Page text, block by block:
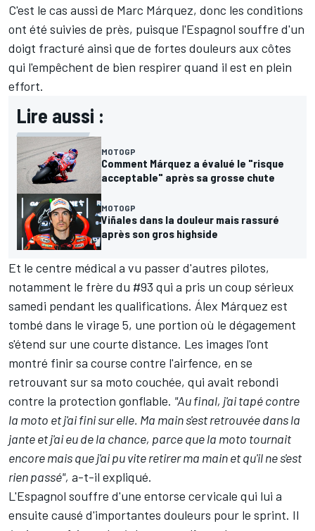
C'est le cas aussi de Marc Márquez, donc les conditions
ont été suivies de près, puisque l'Espagnol souffre d'un
doigt fracturé ainsi que de fortes douleurs aux côtes
qui l'empêchent de bien respirer quand il est en plein
effort.
Lire aussi :
MOTOGP
Comment Márquez a évalué le "risque
acceptable" après sa grosse chute
MOTOGP
Viñales dans la douleur mais rassuré
après son gros highside
Et le centre médical a vu passer d'autres pilotes,
notamment le frère du #93 qui a pris un coup sérieux
samedi pendant les qualifications. Álex Márquez est
tombé dans le virage 5, une portion où le dégagement
s'étend sur une courte distance. Les images l'ont
montré finir sa course contre l'airfence, en se
retrouvant sur sa moto couchée, qui avait rebondi
contre la protection gonflable. "Au final, j'ai tapé contre
la moto et j'ai fini sur elle. Ma main s'est retrouvée dans la
jante et j'ai eu de la chance, parce que la moto tournait
encore mais que j'ai pu vite retirer ma main et qu'il ne s'est
rien passé", a-t-il expliqué.
L'Espagnol souffre d'une entorse cervicale qui lui a
ensuite causé d'importantes douleurs pour le sprint. Il